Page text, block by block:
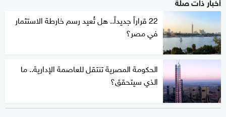
22 قراراً جديداً.. هل تُعيد رسم خارطة الاستثمار
في مصر؟
الحكومة المصرية تنتقل للعاصمة الإدارية.. ما
الذي سيتحقق؟